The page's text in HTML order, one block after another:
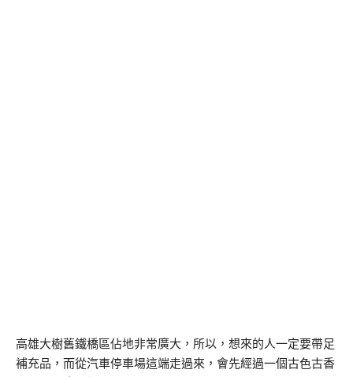
高雄大樹舊鐵橋區佔地非常廣大，所以，想來的人一定要帶足
補充品，而從汽車停車場這端走過來，會先經過一個古色古香